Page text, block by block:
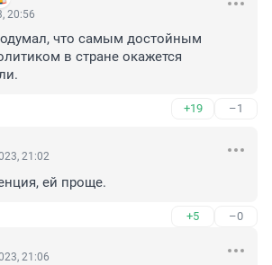
20:56
что самым достойным
в стране окажется
+19 –1
21:02
ей проще.
+5 –0
21:06